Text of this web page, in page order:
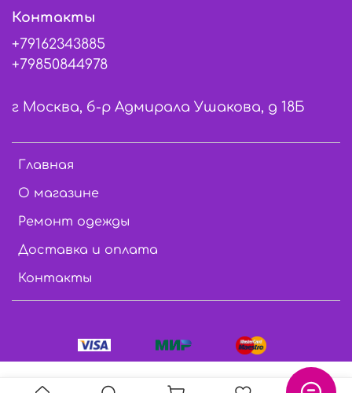
Главная
О магазине
Ремонт одежды
Доставка и оплата
Контакты
Контакты
+79162343885
+79850844978
г Москва, б-р Адмирала Ушакова, д 18Б